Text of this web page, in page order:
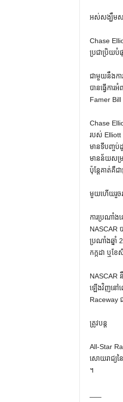
អស់សង្ឃឹមស
Chase
ប្រជាប្រិយបំ
ជាមួយនឹងកា
បានធ្វើកា
Famer Bill
Chase
របស់ Elliott
មានទីបញ្ចប់
មានន័យសម្រ
ប៉ុន្តែគាត់គឺ
មួយហើយរួច
ការប្រណាំង
NASCAR
ប្រណាំងឆ្នាំ
កក្កដា ឬខែ
NASCAR
ឡើងវិញនៅល
Raceway
ត្រូវបន្ត
All-Star
សោយរាជ្យន
។